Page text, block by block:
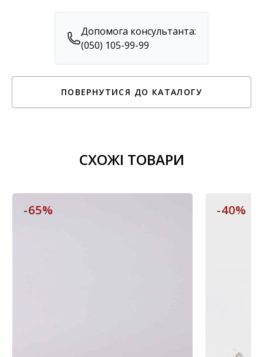
Допомога консультанта:
(050) 105-99-99
ПОВЕРНУТИСЯ ДО КАТАЛОГУ
СХОЖІ ТОВАРИ
-65% -40%